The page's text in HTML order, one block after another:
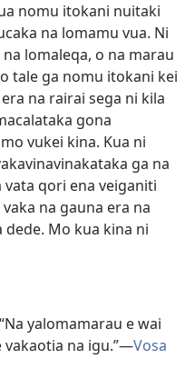
nomu itokani nuitaki
na lomamu vua. Ni
lomaleqa, o na marau
tale ga nomu itokani kei
na rairai sega ni kila
gona
vukei kina. Kua ni
ga na
vata qori ena veiganiti
na gauna era na
Mo kua kina ni
“Na yalomamarau e wai
vakaotia na igu.”—Vosa